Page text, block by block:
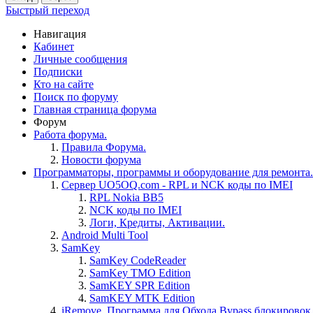
Быстрый переход
Навигация
Кабинет
Личные сообщения
Подписки
Кто на сайте
Поиск по форуму
Главная страница форума
Форум
Работа форума.
Правила Форума.
Новости форума
Программаторы, программы и оборудование для ремонта.
Сервер UO5OQ.com - RPL и NCK коды по IMEI
RPL Nokia BB5
NCK коды по IMEI
Логи, Кредиты, Активации.
Android Multi Tool
SamKey
SamKey CodeReader
SamKey TMO Edition
SamKEY SPR Edition
SamKEY MTK Edition
iRemove. Программа для Обхода Bypass